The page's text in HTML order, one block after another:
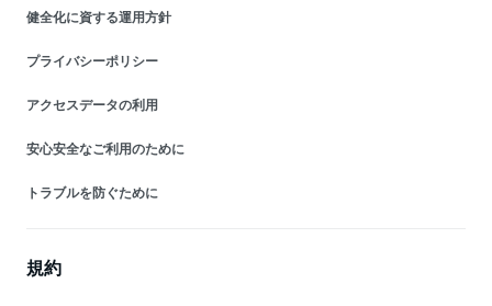
健全化に資する運用方針
プライバシーポリシー
アクセスデータの利用
安心安全なご利用のために
トラブルを防ぐために
規約